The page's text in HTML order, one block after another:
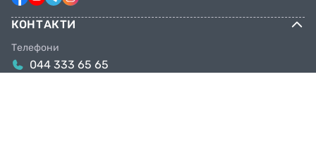
КОНТАКТИ
Телефони
044 333 65 65